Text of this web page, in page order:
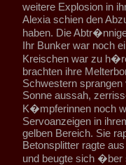
weitere Explosion in
Alexia schien den
haben. Die
Ihr Bunker war noch
Kreischen war zu
brachten ihre
Schwestern
Sonne aussah,
K�mpferinnen noch
Servoanzeigen in
gelben Bereich. Sie
Betonsplitter ragte
und beugte sich �ber